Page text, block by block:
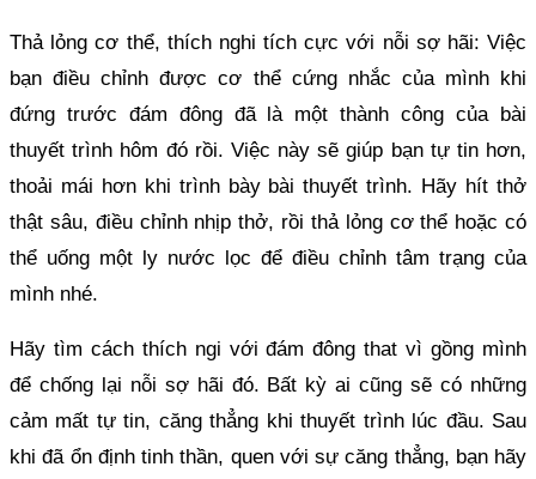
Thả lỏng cơ thể, thích nghi tích cực với nỗi sợ hãi: Việc
bạn điều chỉnh được cơ thể cứng nhắc của mình khi
đứng trước đám đông đã là một thành công của bài
thuyết trình hôm đó rồi. Việc này sẽ giúp bạn tự tin hơn,
thoải mái hơn khi trình bày bài thuyết trình. Hãy hít thở
thật sâu, điều chỉnh nhịp thở, rồi thả lỏng cơ thể hoặc có
thể uống một ly nước lọc để điều chỉnh tâm trạng của
mình nhé.
Hãy tìm cách thích ngi với đám đông that vì gồng mình
để chống lại nỗi sợ hãi đó. Bất kỳ ai cũng sẽ có những
cảm mất tự tin, căng thẳng khi thuyết trình lúc đầu. Sau
khi đã ổn định tinh thần, quen với sự căng thẳng, bạn hãy